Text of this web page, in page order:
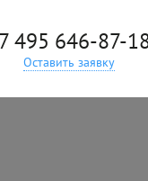
495 646-87-
Оставить заявку